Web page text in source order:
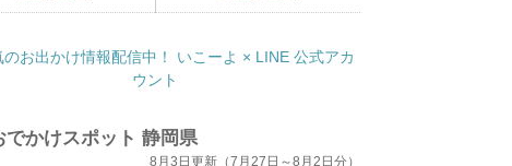
でかけスポット 静岡県
8月3日更新（7月27日～8月2日分）